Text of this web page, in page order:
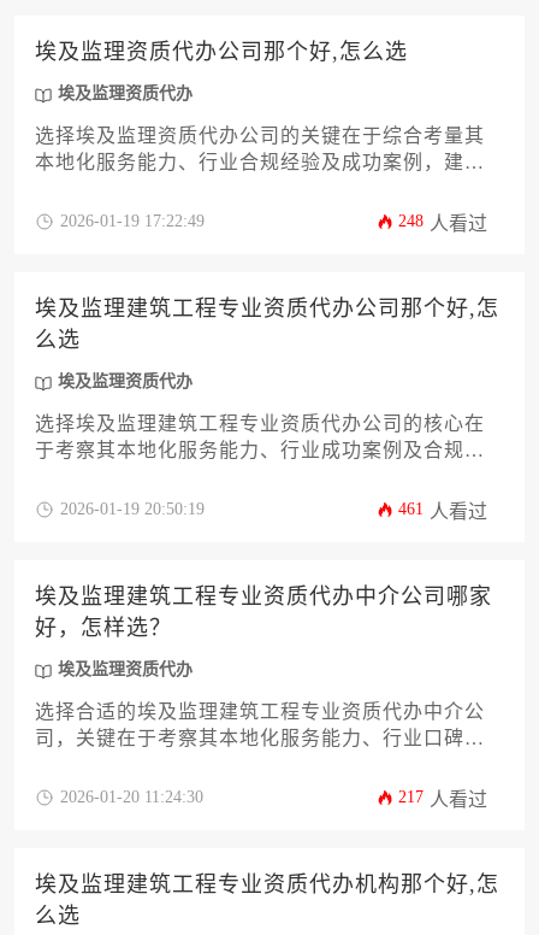
埃及监理资质代办公司那个好,怎么选
埃及监理资质代办
选择埃及监理资质代办公司的关键在于综合考量其
本地化服务能力、行业合规经验及成功案例，建议
出决策。
2026-01-19 17:22:49 248 人看过
埃及监理建筑工程专业资质代办公司那个好,怎
么选
埃及监理资质代办
选择埃及监理建筑工程专业资质代办公司的核心在
于考察其本地化服务能力、行业成功案例及合规操
阿拉伯语合同审核能力与跨文化沟通优势，通过对
2026-01-19 20:50:19 461 人看过
埃及监理建筑工程专业资质代办中介公司哪家
好，怎样选？
埃及监理资质代办
选择合适的埃及监理建筑工程专业资质代办中介公
司，关键在于考察其本地化服务能力、行业口碑、
服务质量，避免单纯比较价格。
2026-01-20 11:24:30 217 人看过
埃及监理建筑工程专业资质代办机构那个好,怎
么选